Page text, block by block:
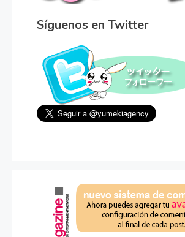
Síguenos en Twitter